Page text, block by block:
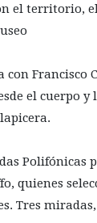
el territorio,
con Francisco
el cuerpo y
Polifónicas
quienes
Tres